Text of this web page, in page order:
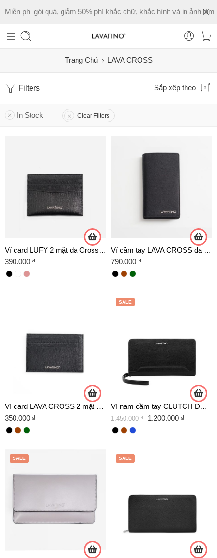
Miễn phí gói quà, giảm 50% phí khắc chữ, khắc hình và in ảnh làm
Trang Chủ LAVA CROSS
Filters Sắp xếp theo
In Stock Clear Filters
Ví card LUFY 2 mặt da Crossgrain
390.000 ₫
Ví cầm tay LAVA CROSS da Crossgrain cao cấp
790.000 ₫
Ví card LAVA CROSS 2 mặt da Crossgrain
350.000 ₫
SALE
Ví nam cầm tay CLUTCH DOMIC da bò chính hãng Lavatino [CLB15]
1.450.000₫ 1.200.000 ₫
SALE SALE